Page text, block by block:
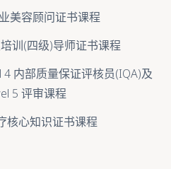
美容顾问证书课程
训(四级)导师证书课程
4 内部质量保证评核员(IQA)及
5 评审课程
核心知识证书课程